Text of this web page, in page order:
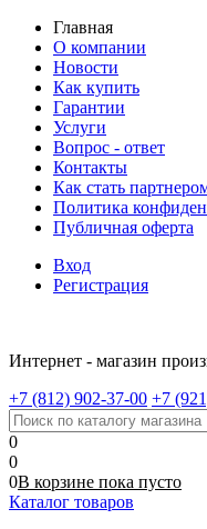
Главная
О компании
Новости
Как купить
Гарантии
Услуги
Вопрос - ответ
Контакты
Как стать
Политика
Публичная оферта
Вход
Регистрация
Интернет - магазин
+7 (812) 902-37-00 +7
0
0
0В корзине пока пусто
Каталог товаров